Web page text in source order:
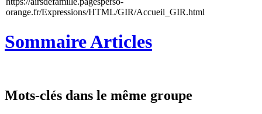
orange.fr/Expressions/HTML/GIR/Accueil_GIR.html
Sommaire Articles
Mots-clés dans le même groupe